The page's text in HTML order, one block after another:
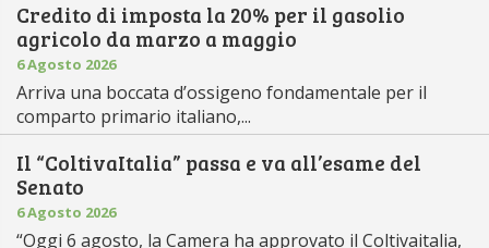
Credito di imposta la 20% per il gasolio
agricolo da marzo a maggio
6 Agosto 2026
Arriva una boccata d’ossigeno fondamentale per il
comparto primario italiano,...
Il “ColtivaItalia” passa e va all’esame del
Senato
6 Agosto 2026
“Oggi 6 agosto, la Camera ha approvato il Coltivaitalia,